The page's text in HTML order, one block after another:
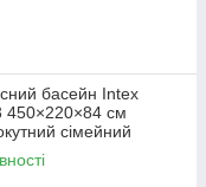
басейн Intex
450×220×84 см
сімейний
басейн на
каркасі для дачі